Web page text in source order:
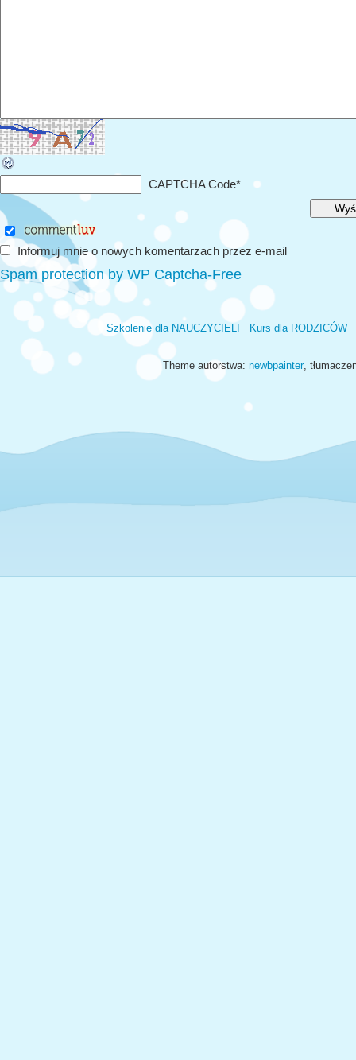
CAPTCHA Code*
Informuj mnie o nowych komentarzach przez e-mail
Spam protection by WP Captcha-Free
Szkolenie dla NAUCZYCIELI Kurs dla RODZICÓW
Theme autorstwa: newbpainter ,